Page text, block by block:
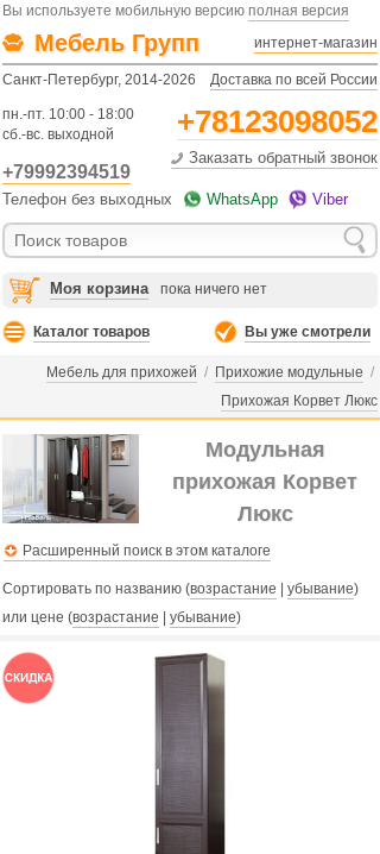
Вы используете мобильную версию полная версия
Мебель Групп интернет-магазин
Санкт-Петербург, 2014-2026 Доставка по всей России
пн.-пт. 10:00 - 18:00
сб.-вс. выходной
+78123098052
+79992394519
Заказать обратный звонок
Телефон без выходных WhatsApp Viber
Моя корзина пока ничего нет
Каталог товаров Вы уже смотрели
Мебель для прихожей / Прихожие модульные /
Прихожая Корвет Люкс
Модульная
прихожая Корвет
Люкс
Расширенный поиск в этом каталоге
Сортировать по названию (возрастание убывание)
или цене (возрастание убывание)